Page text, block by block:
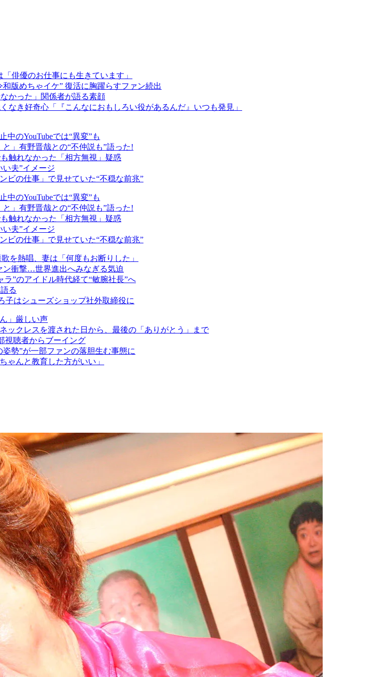
俳優のお仕事にも生きています」
版めちゃイケ” 復活に胸躍らすファン続出
かった」関係者が語る素顔
き好奇心「『こんなにおもしろい役があるんだ』いつも発見」
のYouTubeでは“異変”も
」有野晋哉との“不仲説も”語った!
触れなかった「相方無視」疑惑
夫”イメージ
ビの仕事」で見せていた“不穏な前兆”
のYouTubeでは“異変”も
」有野晋哉との“不仲説も”語った!
触れなかった「相方無視」疑惑
夫”イメージ
ビの仕事」で見せていた“不穏な前兆”
を熱唱、妻は「何度もお断りした」
ン衝撃…世界進出へみなぎる気迫
”のアイドル時代経て“敏腕社長”へ
る
子はシューズショップ社外取締役に
」厳しい声
ックレスを渡された日から、最後の「ありがとう」まで
視聴者からブーイング
勢”が一部ファンの落胆生む事態に
んと教育した方がいい」